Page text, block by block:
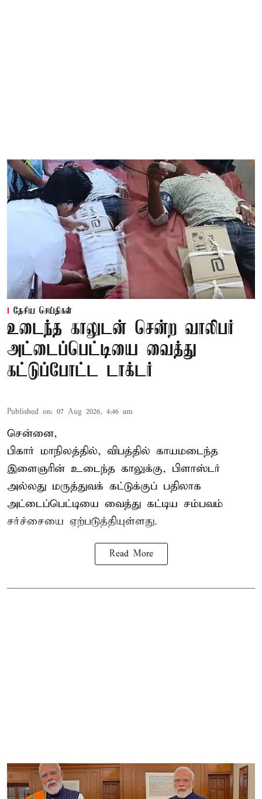
தேசிய செய்திகள்
உடைந்த காலுடன் சென்ற வாலிபர்
அட்டைப்பெட்டியை வைத்து
கட்டுப்போட்ட டாக்டர்
Published on: 07 Aug 2026, 4:46 am
சென்னை,
பிகார் மாநிலத்தில், விபத்தில் காயமடைந்த
இளைஞரின் உடைந்த காலுக்கு, பிளாஸ்டர்
அல்லது மருத்துவக் கட்டுக்குப் பதிலாக
அட்டைப்பெட்டியை வைத்து கட்டிய சம்பவம்
சர்ச்சையை ஏற்படுத்தியுள்ளது.
Read More